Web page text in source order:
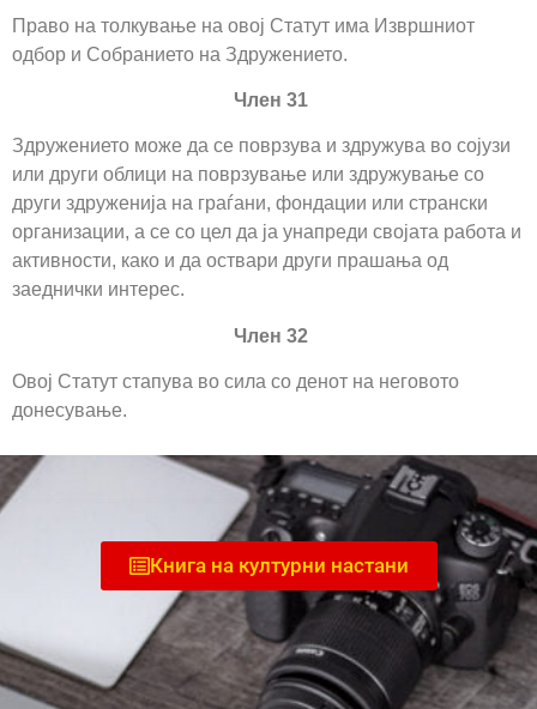
Право на толкување на овој Статут има Извршниот
одбор и Собранието на Здружението.
Член 31
Здружението може да се поврзува и здружува во сојузи
или други облици на поврзување или здружување со
други здруженија на граѓани, фондации или странски
организации, а се со цел да ја унапреди својата работа и
активности, како и да оствари други прашања од
заеднички интерес.
Член 32
Овој Статут стапува во сила со денот на неговото
донесување.
Книга на културни настани